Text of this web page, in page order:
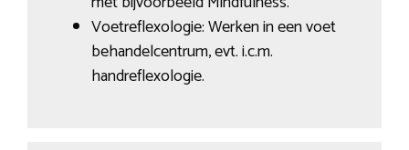
Voetreflexologie: Werken in een voet
behandelcentrum, evt. i.c.m.
handreflexologie.